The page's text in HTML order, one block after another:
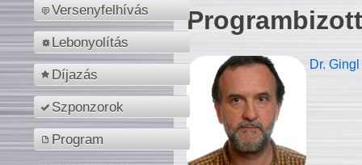
Versenyfelhívás
Lebonyolítás
Díjazás
Szponzorok
Program
Dr.